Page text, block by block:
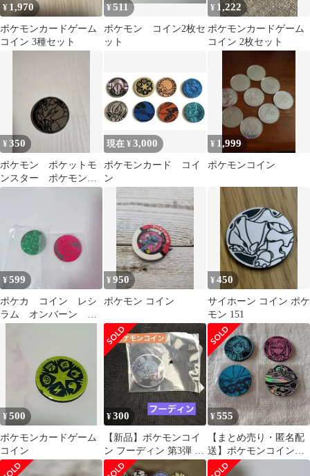
¥ 1,970
ポケモンカードゲーム
コイン 3種セット
¥511
ポケモン コイン2枚セ
ット
¥ 1,222
ポケモンカードゲーム
コイン 2枚セット
¥350
ポケモン ポケットモ
ンスター ポケモンコ
イン コインゲーム
現在 ¥3,000
ポケモンカード コイ
ン
¥ 1,999
ポケモンコイン
¥599
ポケカ コイン レシ
ラム オンバーン 新
¥950
ポケモン コイン
¥450
サイホーン コイン ポケ
モン 151
¥500
ポケモンカードゲーム
コイン
¥300
【新品】ポケモンコイ
ン フーディン 第3弾 ポ
ケカ コイン
¥555
【まとめ売り・匿名配
送】ポケモンコイン 4
点